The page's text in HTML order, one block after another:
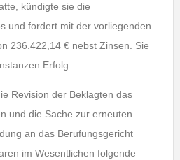
kündigte sie die
und fordert mit der vorliegenden
236.422,14 € nebst Zinsen. Sie
Erfolg.
Revision der Beklagten das
und die Sache zur erneuten
an das Berufungsgericht
im Wesentlichen folgende